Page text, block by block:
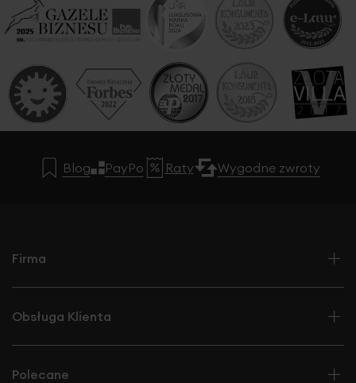
Blog PayPo Raty Wygodne zwroty
Firma
Obsługa Klienta
Polecane